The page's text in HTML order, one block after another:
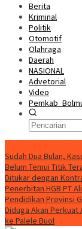
Berita
Kriminal
Politik
Otomotif
Olahraga
Daerah
NASIONAL
Advetorial
Video
Sudah Dua Bulan,
Belum Temui Titik
Ditukar dengan
Penerbitan HGB PT
Pendidikan Provinsi
Diduga Akan Perkuat
ke Palele Buol